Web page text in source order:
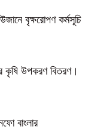
বৃক্ষরোপণ কর্মসূচি
কৃষি উপকরণ বিতরণ।
বাংলার